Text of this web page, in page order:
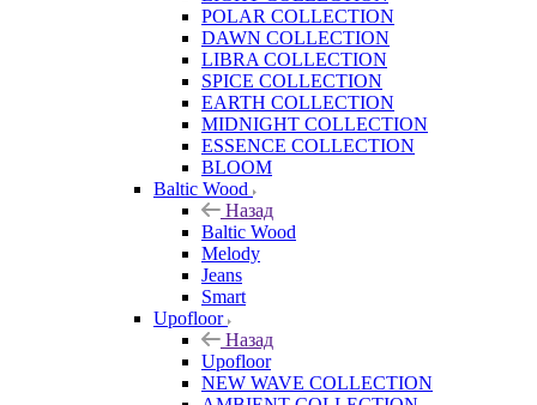
POLAR COLLECTION
DAWN COLLECTION
LIBRA COLLECTION
SPICE COLLECTION
EARTH COLLECTION
MIDNIGHT COLLECTION
ESSENCE COLLECTION
BLOOM
Baltic Wood
Назад
Baltic Wood
Melody
Jeans
Smart
Upofloor
Назад
Upofloor
NEW WAVE COLLECTION